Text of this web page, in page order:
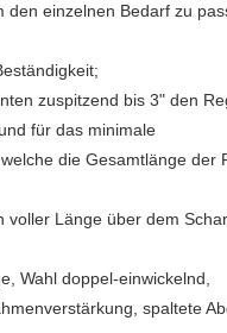
einzelnen Bedarf zu
zuspitzend bis 3" den
für das minimale
die Gesamtlänge der
Länge über dem
Wahl doppel-einwickelnd,
spaltete